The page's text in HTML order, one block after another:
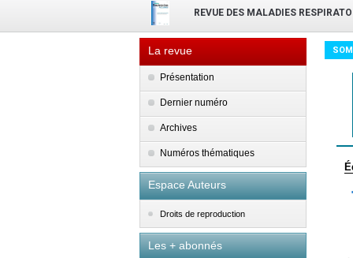
REVUE DES MALADIES
La revue
Présentation
Dernier numéro
Archives
Numéros thématiques
Espace Auteurs
Droits de reproduction
Les + abonnés